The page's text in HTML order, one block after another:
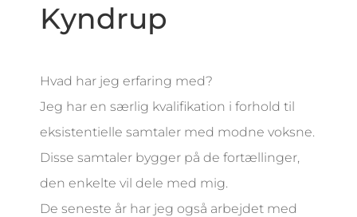
Kyndrup
Hvad har jeg erfaring med?
Jeg har en særlig kvalifikation i forhold til
eksistentielle samtaler med modne voksne.
Disse samtaler bygger på de fortællinger,
den enkelte vil dele med mig.
De seneste år har jeg også arbejdet med